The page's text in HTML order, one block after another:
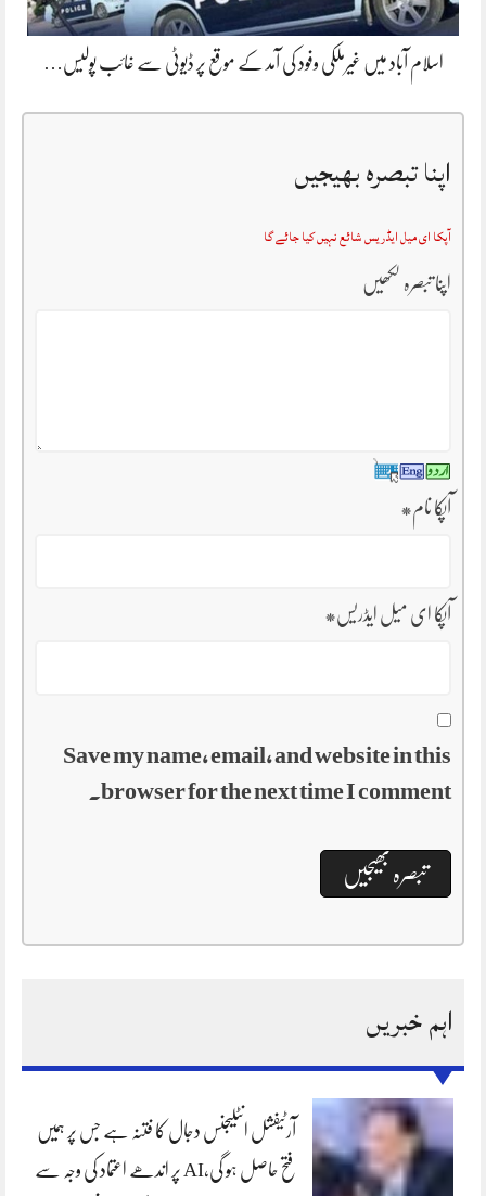
اسلام آباد میں غیرملکی وفود کی آمد کے موقع پر ڈیوٹی سے غائب پولیس…
اپنا تبصرہ بھیجیں
آپکا ای میل ایڈریس شائع نہیں کیا جائے گا
اپنا تبصرہ لکھیں
آپکا نام*
آپکا ای میل ایڈریس*
Save my name, email, and website in this
browser for the next time I comment.
اہم خبریں
آرٹیفشل انٹلیجنس دجال کا فتنہ ہے جس پر ہمیں
فتح حاصل ہو گی،AI پر اندھے اعتماد کی وجہ سے